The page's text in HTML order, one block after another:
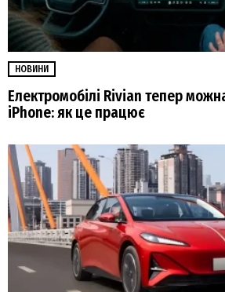
НОВИНИ
Електромобілі Rivian тепер
iPhone: як це працює